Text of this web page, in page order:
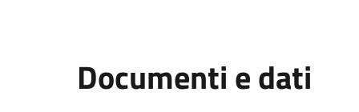
Documenti e dati